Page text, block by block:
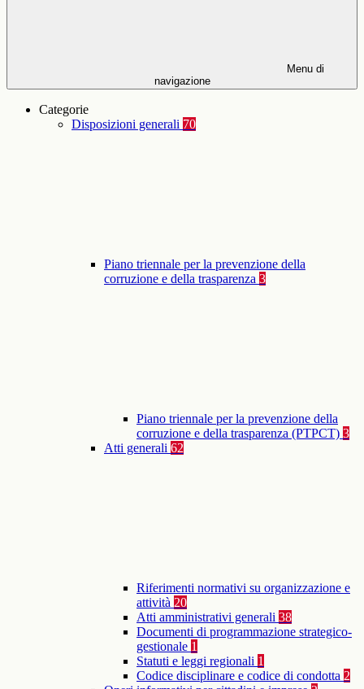
Menu di
navigazione
Categorie
Disposizioni generali 70
Piano triennale per la prevenzione della
corruzione e della trasparenza 3
Piano triennale per la prevenzione della
corruzione e della trasparenza (PTPCT) 3
Atti generali 62
Riferimenti normativi su organizzazione e
attività 20
Atti amministrativi generali 38
Documenti di programmazione strategico-
gestionale 1
Statuti e leggi regionali 1
Codice disciplinare e codice di condotta 2